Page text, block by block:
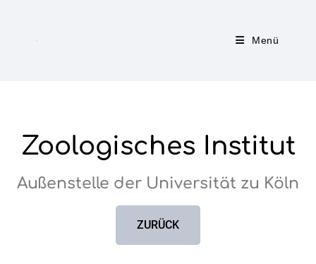
Menü
Zoologisches Institut
Außenstelle der Universität zu Köln
ZURÜCK